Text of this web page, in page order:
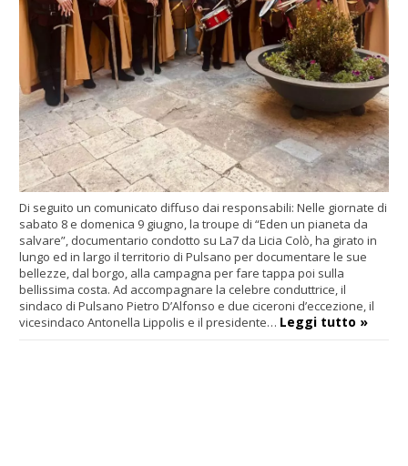
Di seguito un comunicato diffuso dai responsabili: Nelle giornate di
sabato 8 e domenica 9 giugno, la troupe di “Eden un pianeta da
salvare”, documentario condotto su La7 da Licia Colò, ha girato in
lungo ed in largo il territorio di Pulsano per documentare le sue
bellezze, dal borgo, alla campagna per fare tappa poi sulla
bellissima costa. Ad accompagnare la celebre conduttrice, il
sindaco di Pulsano Pietro D’Alfonso e due ciceroni d’eccezione, il
vicesindaco Antonella Lippolis e il presidente… Leggi tutto »